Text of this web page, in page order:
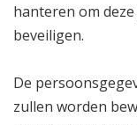
hanteren om
beveiligen.
De
zullen worden